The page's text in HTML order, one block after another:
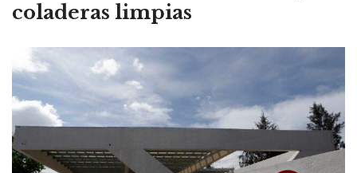
coladeras limpias